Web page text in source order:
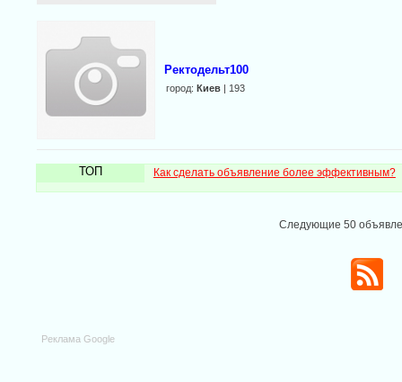
Ректодельт100
город: Киев| 193
ТОП Как сделать объявление более эффективным?
Следующие 50
Реклама Google